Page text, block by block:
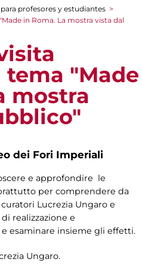
profesores y estudiantes >
in Roma. La mostra vista dal
"Made
mostra
dei Fori Imperiali
e approfondire le
per comprendere da
Lucrezia Ungaro e
realizzazione e
esaminare insieme gli effetti.
Ungaro.